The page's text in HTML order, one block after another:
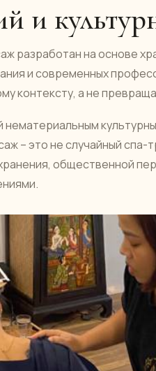
и
разработан на основе
и современных
контексту, а не
– это не случайный
общественной